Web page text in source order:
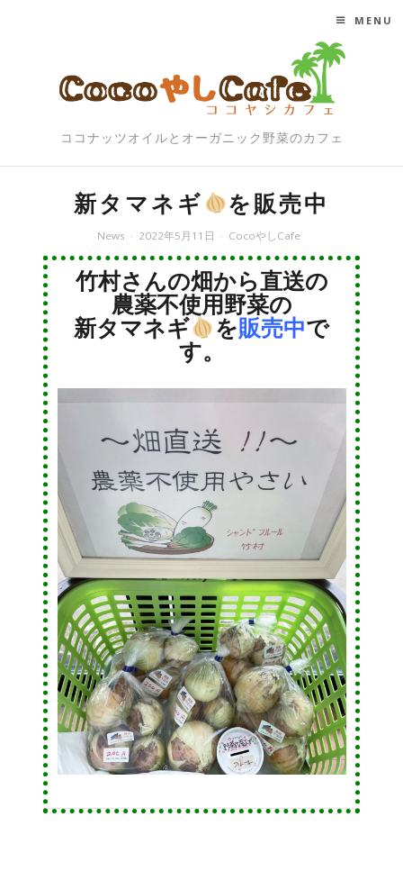
ココナッツオイルとオーガニック野菜のカフェ
MENU
新タマネギ を販売中
News 2022年5月11日 CocoやしCafe
竹村さんの畑から直送の
農薬不使用野菜の
新タマネギ
を販売中で
す。